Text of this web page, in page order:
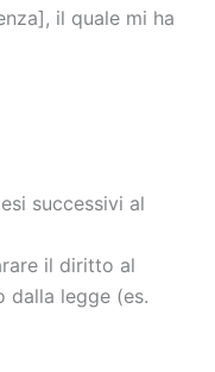
il quale mi ha
successivi al
il diritto al
dalla legge (es.